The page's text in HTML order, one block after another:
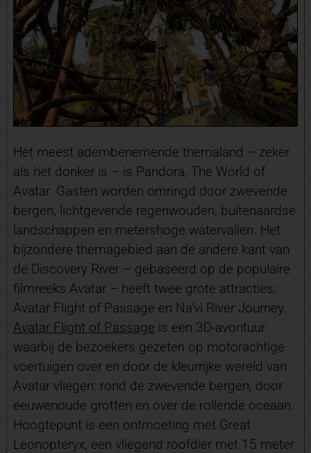
Het meest adembenemende themaland – zeker
als het donker is – is Pandora, The World of
Avatar. Gasten worden omringd door zwevende
bergen, lichtgevende regenwouden, buitenaardse
landschappen en metershoge watervallen. Het
bijzondere themagebied aan de andere kant van
de Discovery River – gebaseerd op de populaire
filmreeks Avatar – heeft twee grote attracties:
Avatar Flight of Passage en Na’vi River Journey.
Avatar Flight of Passage is een 3D-avontuur
waarbij de bezoekers gezeten op motorachtige
voertuigen over en door de kleurrijke wereld van
Avatar vliegen: rond de zwevende bergen, door
eeuwenoude grotten en over de rollende oceaan.
Hoogtepunt is een ontmoeting met Great
Leonopteryx, een vliegend roofdier met 15 meter